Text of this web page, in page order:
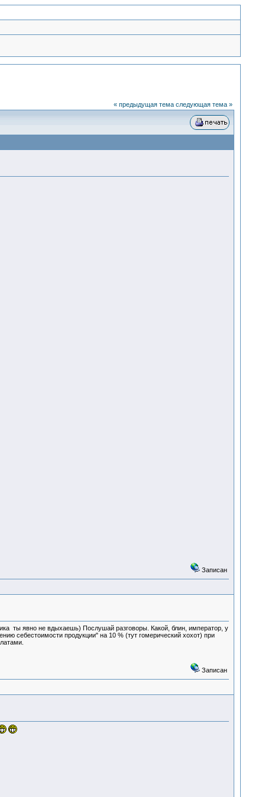
« предыдущая тема следующая тема »
Записан
ты явно не вдыхаешь) Послушай разговоры. Какой, блин, император, у
себестоимости продукции" на 10 % (тут гомерический хохот) при
Записан